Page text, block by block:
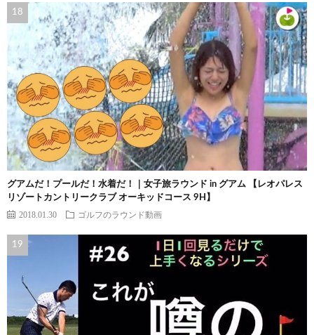
グアムだ！プールだ！水着だ！｜女子旅ラウンド in グアム 【レオパレス
リゾートカントリークラブ オーキッドコース 9H】
2018.01.30 ゴルフのラウンド動画